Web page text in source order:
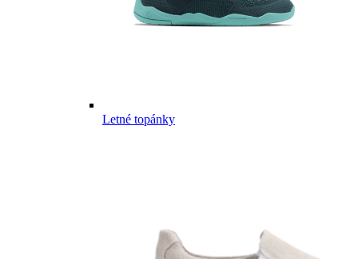
Letné topánky